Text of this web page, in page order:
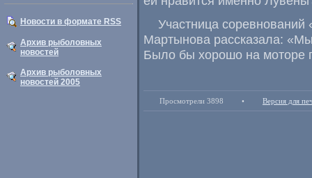
Новости в формате RSS
Архив рыболовных
новостей
Архив рыболовных
новостей 2005
Участница соревнований
Мартынова рассказала:
Было бы хорошо на моторе
Просмотрели 3898 • Версия для